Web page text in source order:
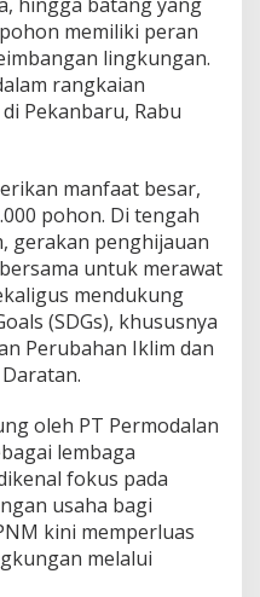
memiliki peran
lingkungan.
rangkaian
Pekanbaru, Rabu
manfaat besar,
pohon. Di tengah
gerakan penghijauan
untuk merawat
mendukung
(SDGs), khususnya
Perubahan Iklim dan
oleh PT Permodalan
lembaga
fokus pada
usaha bagi
kini memperluas
melalui